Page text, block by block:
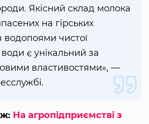
Якісний склад молока
на гірських
водопоями чистої
є унікальний за
властивостями», —
На агропідприємстві з